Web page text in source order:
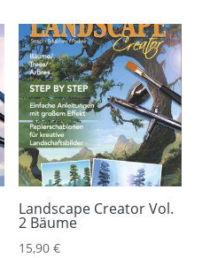
Landscape Creator Vol.
2 Bäume
15,90 €